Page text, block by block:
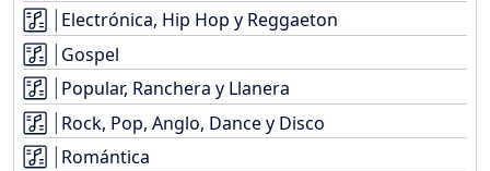
Electrónica, Hip Hop y Reggaeton
Gospel
Popular, Ranchera y Llanera
Rock, Pop, Anglo, Dance y Disco
Romántica